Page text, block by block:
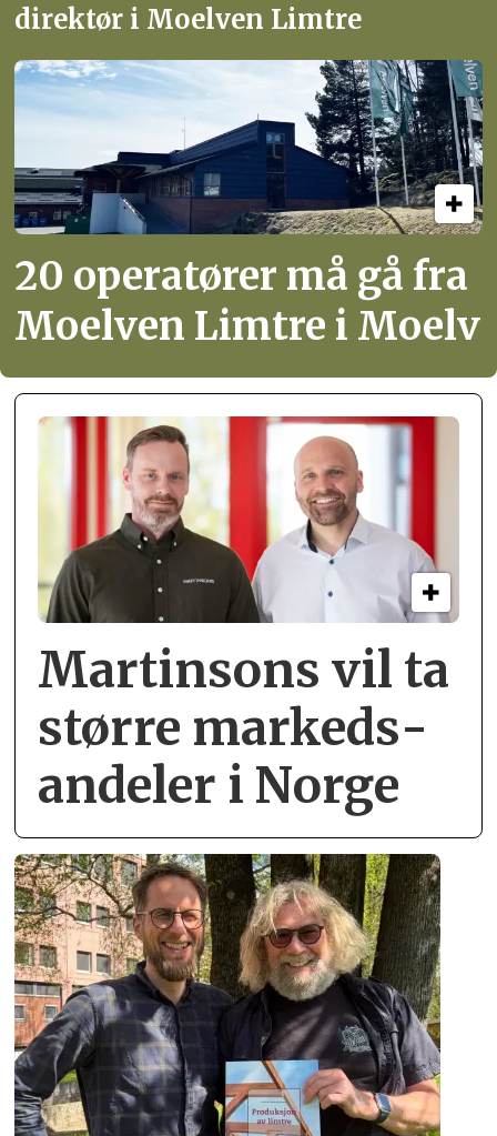
direktør i Moelven Limtre
20 operatører må gå fra
Moelven Limtre i Moelv
Martinsons vil ta
større markeds­
andeler i Norge